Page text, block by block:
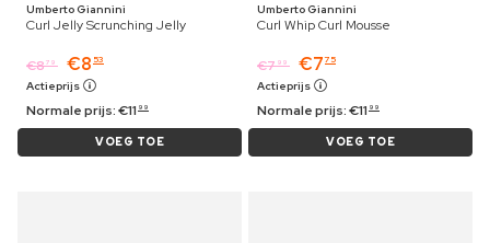
Umberto Giannini
Curl Jelly Scrunching Jelly
€879 €8 53
Actieprijs
Normale prijs:€11 99
VOEG TOE
Umberto Giannini
Curl Whip Curl Mousse
€7 99 €7 75
Actieprijs
Normale prijs:€11 99
VOEG TOE